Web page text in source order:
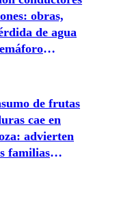
obras,
de agua
de la
de frutas
cae en
advierten
familias